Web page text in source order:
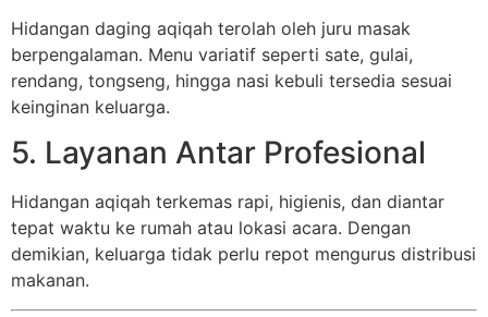
Hidangan daging aqiqah terolah oleh juru masak
berpengalaman. Menu variatif seperti sate, gulai,
rendang, tongseng, hingga nasi kebuli tersedia sesuai
keinginan keluarga.
5. Layanan Antar Profesional
Hidangan aqiqah terkemas rapi, higienis, dan diantar
tepat waktu ke rumah atau lokasi acara. Dengan
demikian, keluarga tidak perlu repot mengurus distribusi
makanan.